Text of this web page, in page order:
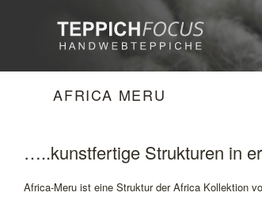
AFRICA MERU
…..kunstfertige Strukturen in
Africa-Meru ist eine Struktur der Africa Kollektion